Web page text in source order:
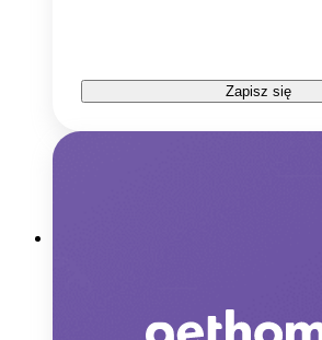
Zapisz się